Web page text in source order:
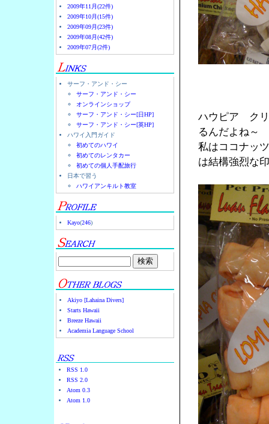
2009年11月(22件)
2009年10月(15件)
2009年09月(23件)
2009年08月(42件)
2009年07月(2件)
サーフ・アンド・シー
サーフ・アンド・シー
オンラインショップ
サーフ・アンド・シー[日HP]
サーフ・アンド・シー[英HP]
ハワイ入門ガイド
初めてのハワイ
初めてのレンタカー
初めての個人手配旅行
日本で習う
ハワイアンキルト教室
Kayo(246)
Akiyo [Lahaina Divers]
Starts Hawaii
Breeze Hawaii
Academia Language School
RSS 1.0
RSS 2.0
Atom 0.3
Atom 1.0
ハウピア クリ
るんだよね～
私はココナッ
は結構強烈な